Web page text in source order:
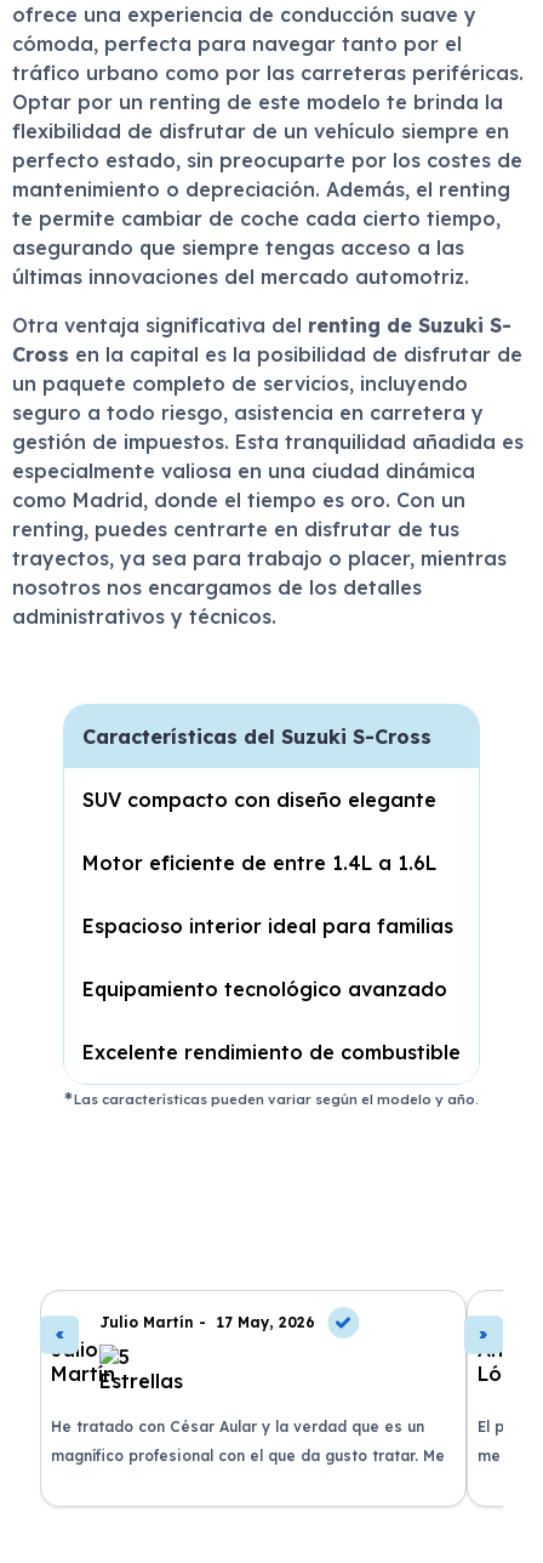
ofrece una experiencia de conducción suave y
cómoda, perfecta para navegar tanto por el
tráfico urbano como por las carreteras periféricas.
Optar por un renting de este modelo te brinda la
flexibilidad de disfrutar de un vehículo siempre en
perfecto estado, sin preocuparte por los costes de
mantenimiento o depreciación. Además, el renting
te permite cambiar de coche cada cierto tiempo,
asegurando que siempre tengas acceso a las
últimas innovaciones del mercado automotriz.
Otra ventaja significativa del renting de Suzuki S-
Cross en la capital es la posibilidad de disfrutar de
un paquete completo de servicios, incluyendo
seguro a todo riesgo, asistencia en carretera y
gestión de impuestos. Esta tranquilidad añadida es
especialmente valiosa en una ciudad dinámica
como Madrid, donde el tiempo es oro. Con un
renting, puedes centrarte en disfrutar de tus
trayectos, ya sea para trabajo o placer, mientras
nosotros nos encargamos de los detalles
administrativos y técnicos.
Características del Suzuki S-Cross
SUV compacto con diseño elegante
Motor eficiente de entre 1.4L a 1.6L
Espacioso interior ideal para familias
Equipamiento tecnológico avanzado
Excelente rendimiento de combustible
Las características pueden variar según el modelo y año.
Julio Martín - 17 May, 2026
He tratado con César Aular y la verdad que es un
magnífico profesional con el que da gusto tratar. Me
El
me